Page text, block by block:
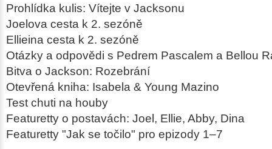
Prohlídka kulis: Vítejte v Jacksonu
Joelova cesta k 2. sezóně
Ellieina cesta k 2. sezóně
Otázky a odpovědi s Pedrem Pascalem a Bellou
Bitva o Jackson: Rozebrání
Otevřená kniha: Isabela & Young Mazino
Test chuti na houby
Featuretty o postavách: Joel, Ellie, Abby, Dina
Featuretty "Jak se točilo" pro epizody 1–7